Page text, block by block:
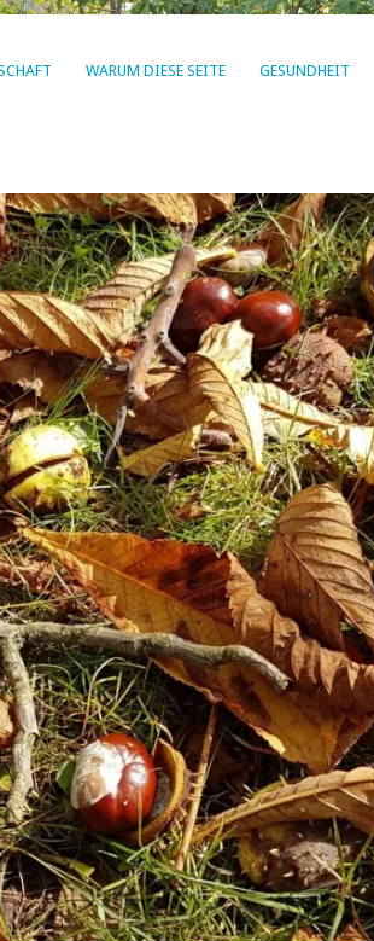
WARUM DIESE SEITE GESUNDHEIT